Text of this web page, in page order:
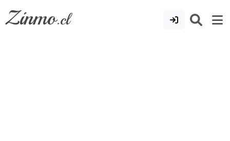
Zinmo.cl